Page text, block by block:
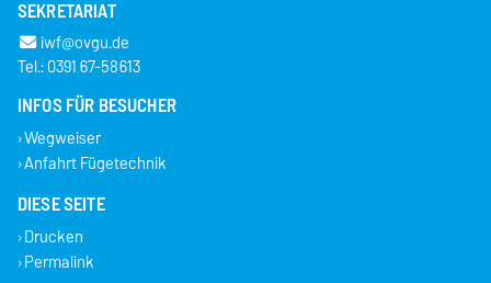
SEKRETARIAT
iwf@ovgu.de
Tel.: 0391 67-58613
INFOS FÜR BESUCHER
Wegweiser
Anfahrt Fügetechnik
DIESE SEITE
Drucken
Permalink